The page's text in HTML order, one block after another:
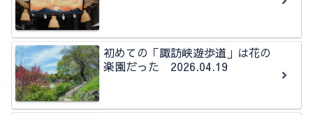
初めての「諏訪峡遊歩道」は花の
楽園だった 2026.04.19